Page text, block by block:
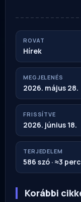
ROVAT
Hírek
MEGJELENÉS
2026. május 28.
FRISSÍTVE
2026. június 18.
TERJEDELEM
586 szó · ≈3
Korábbi